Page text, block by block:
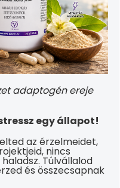
adaptogén ereje
egy állapot!
az érzelmeidet,
nincs
Túlvállalod
és összecsapnak